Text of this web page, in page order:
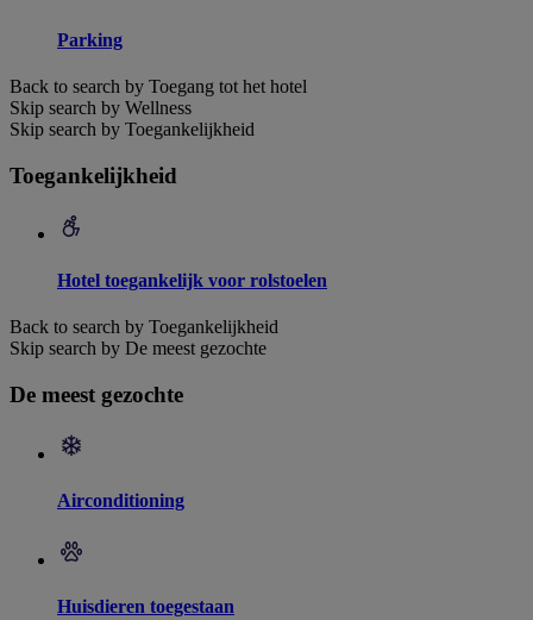
Parking
Back to search by Toegang tot het hotel
Skip search by Wellness
Skip search by Toegankelijkheid
Toegankelijkheid
Hotel toegankelijk voor rolstoelen
Back to search by Toegankelijkheid
Skip search by De meest gezochte
De meest gezochte
Airconditioning
Huisdieren toegestaan